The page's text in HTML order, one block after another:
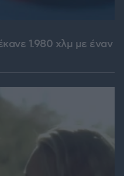
1.980 χλμ με έναν